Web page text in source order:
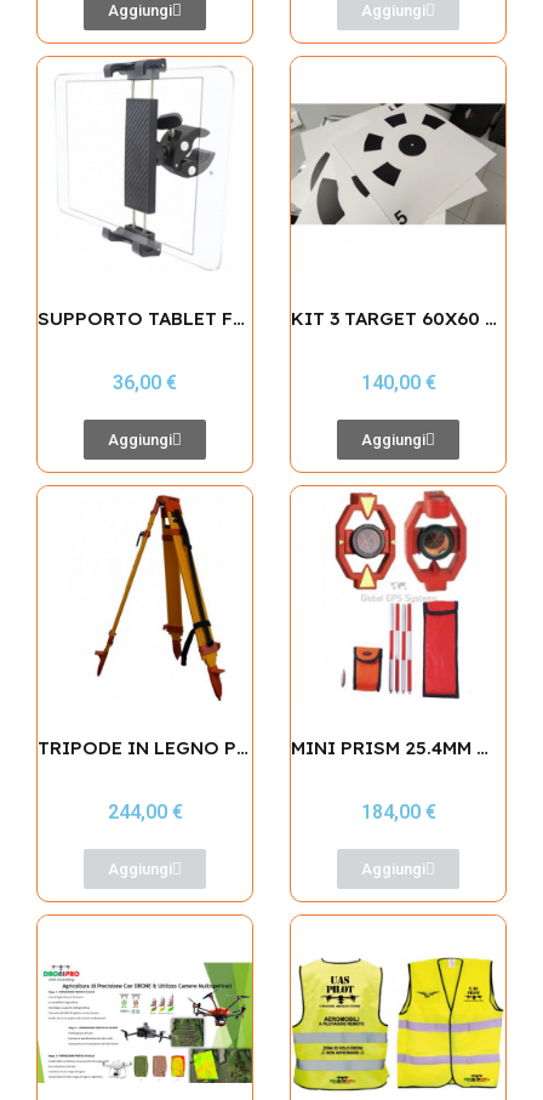
Aggiungi Aggiungi
SUPPORTO TABLET FINO A 13" PER PALINA GPS
36,00 €
Aggiungi
KIT 3 TARGET 60X60 STAMPA IN UV TOP QUALITY SU FOREX 5MM
140,00 €
Aggiungi
TRIPODE IN LEGNO PER STAZIONI TOTALI
244,00 €
Aggiungi
MINI PRISM 25.4MM WITH SECTION POLE
184,00 €
Aggiungi